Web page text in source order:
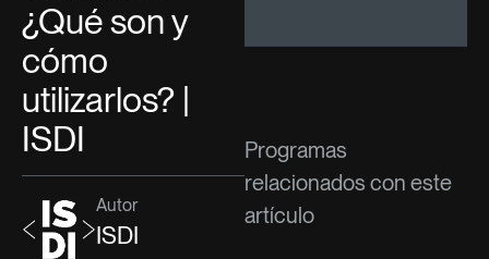
¿Qué son y
cómo
utilizarlos? |
ISDI
Autor
ISDI
Programas
relacionados con este
artículo